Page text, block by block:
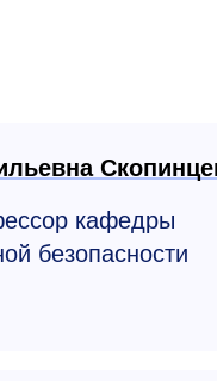
кафедры
безопасности